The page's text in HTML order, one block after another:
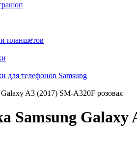
планшетов
для телефонов Samsung
A3 (2017) SM-A320F розовая
Samsung Galaxy